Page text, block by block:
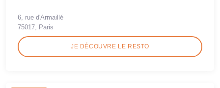
6, rue d'Armaillé
75017, Paris
JE DÉCOUVRE LE RESTO